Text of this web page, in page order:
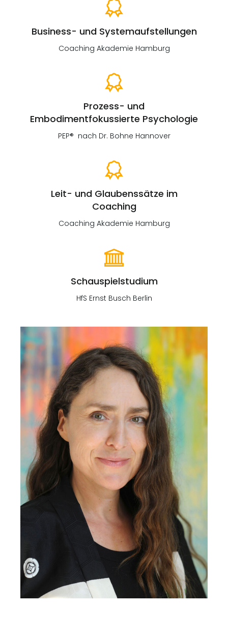
Business- und Systemaufstellungen
Coaching Akademie Hamburg
Prozess- und
Embodimentfokussierte Psychologie
PEP® nach Dr. Bohne Hannover
Leit- und Glaubenssätze im
Coaching
Coaching Akademie Hamburg
Schauspielstudium
HfS Ernst Busch Berlin